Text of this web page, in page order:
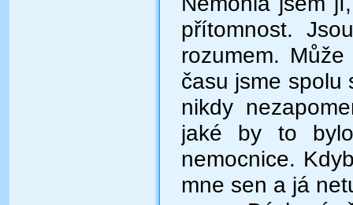
přítomnost.
rozumem.
času jsme spolu
nikdy
jaké by to
nemocnice.
mne sen a já